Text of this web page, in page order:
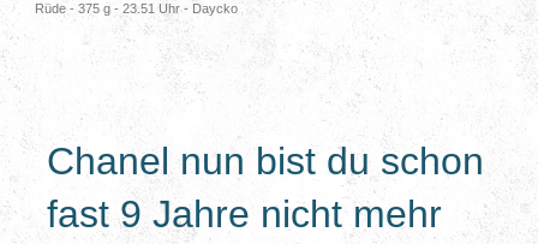
Rüde - 375 g - 23.51 Uhr - Daycko
Chanel nun bist du schon
fast 9 Jahre nicht mehr